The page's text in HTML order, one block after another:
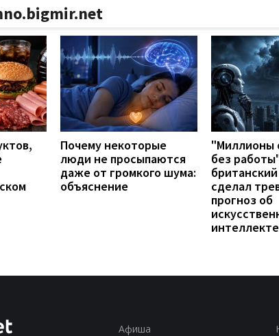
Почему некоторые
люди не просыпаются
даже от громкого шума:
объяснение
"Миллионы
без
сделал
прогноз об
интеллекте
Афиша